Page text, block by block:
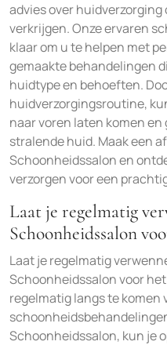
advies over
verkrijgen. Onze ervaren
klaar om u te helpen met
gemaakte behandelingen
huidtype en behoeften.
huidverzorgingsroutine,
naar voren laten komen
stralende huid. Maak een
Schoonheidssalon en
verzorgen voor een
Laat je regelmatig
Schoonheidssalon
Laat je regelmatig
Schoonheidssalon voor
regelmatig langs te komen
Schoonheidssalon, kun je